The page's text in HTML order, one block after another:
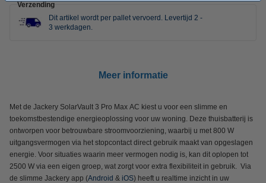
Verzending
Dit artikel wordt per pallet vervoerd. Levertijd 2 -
3 werkdagen.
Meer informatie
Met de Jackery SolarVault 3 Pro Max AC kiest u voor een slimme en
toekomstbestendige energieoplossing voor uw woning. Deze thuisbatterij is
ontworpen voor betrouwbare stroomvoorziening, waarbij u met 800 W
uitgangsvermogen via het stopcontact direct gebruik maakt van opgeslagen
energie. Voor situaties waarin meer vermogen nodig is, kan dit oplopen tot
2500 W via een eigen groep, wat zorgt voor extra flexibiliteit in gebruik. Via
de slimme Jackery app (Android & iOS) heeft u realtime inzicht in uw